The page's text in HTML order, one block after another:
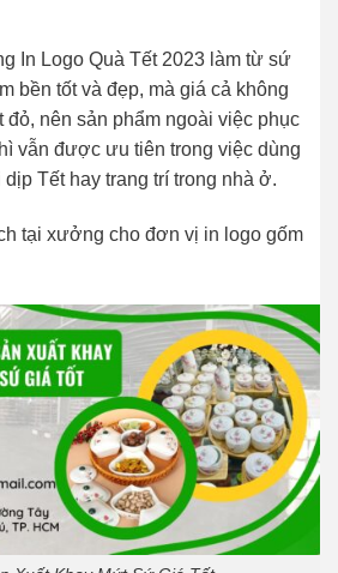
In Logo Quà Tết 2023 làm từ sứ
bền tốt và đẹp, mà giá cả không
đỏ, nên sản phẩm ngoài việc phục
vẫn được ưu tiên trong việc dùng
dịp Tết hay trang trí trong nhà ở.
tại xưởng cho đơn vị in logo gốm